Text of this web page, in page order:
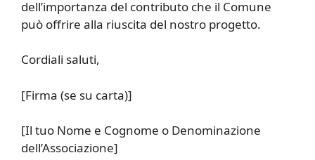
dell’importanza del contributo che il Comune
può offrire alla riuscita del nostro progetto.
Cordiali saluti,
[Firma (se su carta)]
[Il tuo Nome e Cognome o Denominazione
dell’Associazione]